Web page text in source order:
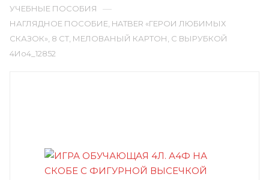
УЧЕБНЫЕ ПОСОБИЯ —
НАГЛЯДНОЕ ПОСОБИЕ, HATBER «ГЕРОИ ЛЮБИМЫХ
СКАЗОК», 8 СТ, МЕЛОВАНЫЙ КАРТОН, С ВЫРУБКОЙ
4Ио4_12852